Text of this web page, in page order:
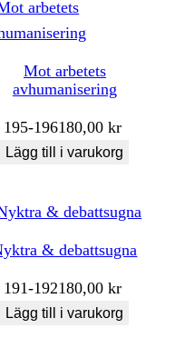
Mot arbetets
avhumanisering
195-196180,00kr
Lägg till i varukorg
& debattsugna
191-192180,00kr
Lägg till i varukorg